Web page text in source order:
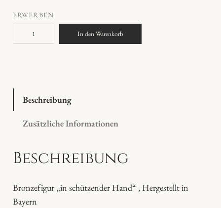
ERWERBEN
r
"
s
h
ü
In den Warenkorb
Beschreibung
Zusätzliche Informationen
Beschreibung
Bronzefigur „in schützender Hand“ , Hergestellt in
Bayern